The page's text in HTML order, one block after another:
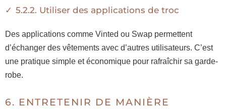
5.2.2. Utiliser des applications de troc
Des applications comme Vinted ou Swap permettent
d’échanger des vêtements avec d’autres utilisateurs. C’est
une pratique simple et économique pour rafraîchir sa garde-
robe.
6. ENTRETENIR DE MANIÈRE